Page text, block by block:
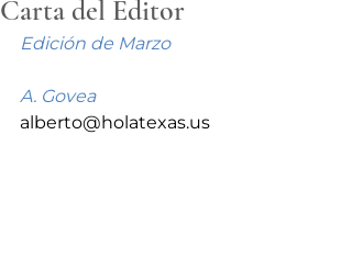
Carta del Editor
Edición de Marzo
A. Govea
alberto@holatexas.us